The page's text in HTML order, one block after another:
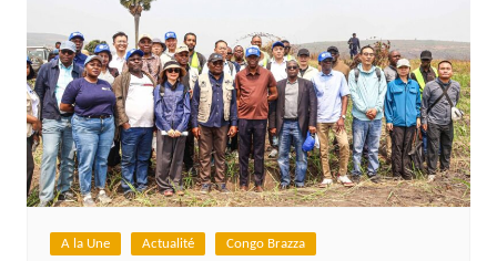
A la Une Actualité Congo Brazza